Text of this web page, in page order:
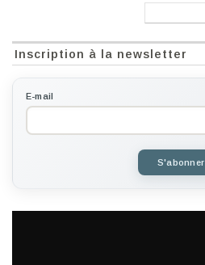
Inscription à la newsletter
E-mail
S'abonner